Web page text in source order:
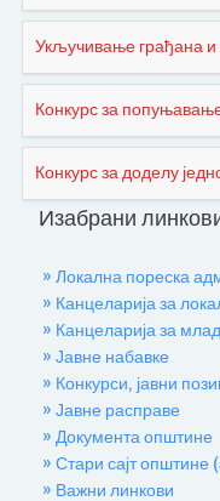
Укључивање грађана и
Конкурс за попуњавање
Конкурс за доделу
Изабрани
» Локална пореска
» Канцеларија за
» Канцеларија за
» Јавне набавке
» Конкурси, јавни
» Јавне расправе
» Документа општине
» Стари сајт општине
» Важни линкови